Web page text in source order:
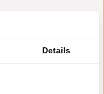
Details